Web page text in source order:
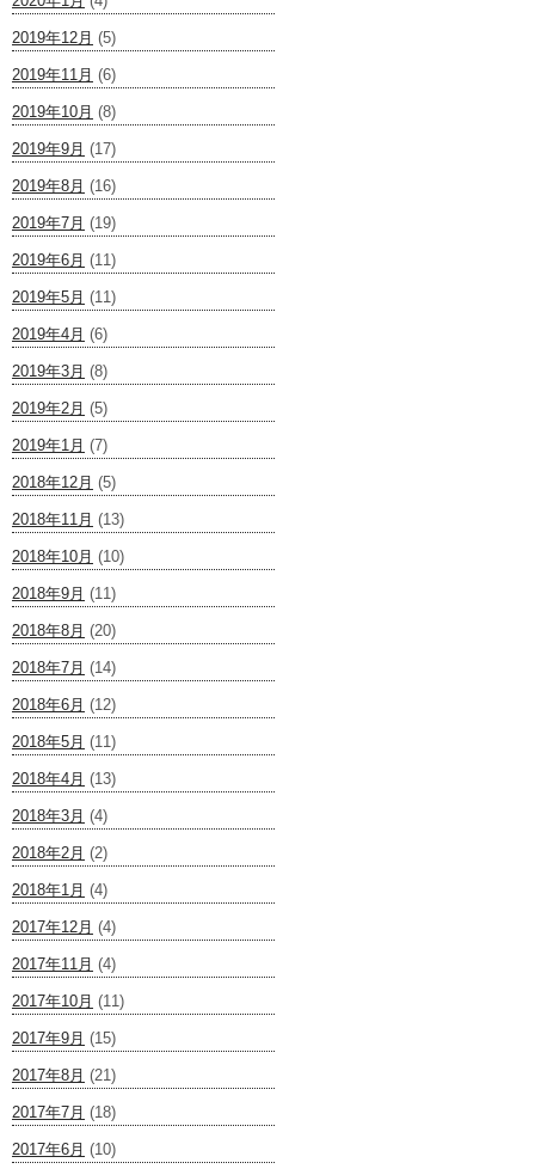
2019年12月 (5)
2019年11月 (6)
2019年10月 (8)
2019年9月 (17)
2019年8月 (16)
2019年7月 (19)
2019年6月 (11)
2019年5月 (11)
2019年4月 (6)
2019年3月 (8)
2019年2月 (5)
2019年1月 (7)
2018年12月 (5)
2018年11月 (13)
2018年10月 (10)
2018年9月 (11)
2018年8月 (20)
2018年7月 (14)
2018年6月 (12)
2018年5月 (11)
2018年4月 (13)
2018年3月 (4)
2018年2月 (2)
2018年1月 (4)
2017年12月 (4)
2017年11月 (4)
2017年10月 (11)
2017年9月 (15)
2017年8月 (21)
2017年7月 (18)
2017年6月 (10)